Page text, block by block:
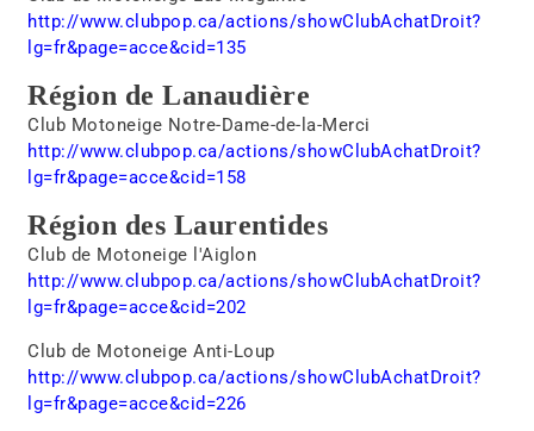
http://www.clubpop.ca/actions/showClubAchatDroit?
lg=fr&page=acce&cid=135
Région de Lanaudière
Club Motoneige Notre-Dame-de-la-Merci
http://www.clubpop.ca/actions/showClubAchatDroit?
lg=fr&page=acce&cid=158
Région des Laurentides
Club de Motoneige l'Aiglon
http://www.clubpop.ca/actions/showClubAchatDroit?
lg=fr&page=acce&cid=202
Club de Motoneige Anti-Loup
http://www.clubpop.ca/actions/showClubAchatDroit?
lg=fr&page=acce&cid=226